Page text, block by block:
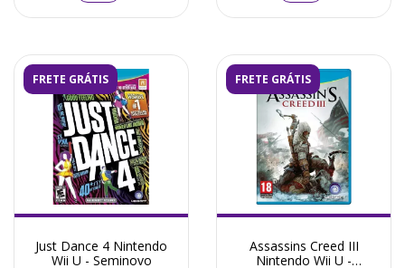
FRETE GRÁTIS
Just Dance 4 Nintendo
Wii U - Seminovo
FRETE GRÁTIS
Assassins Creed III
Nintendo Wii U -